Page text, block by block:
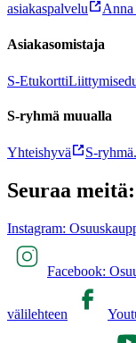
asiakaspalvelu
Anna
Asiakasomistaja
S-Etukortti
S-ryhmä muualla
Yhteishyvä S-
Seuraa meitä:
Instagram:
Facebook:
välilehteen